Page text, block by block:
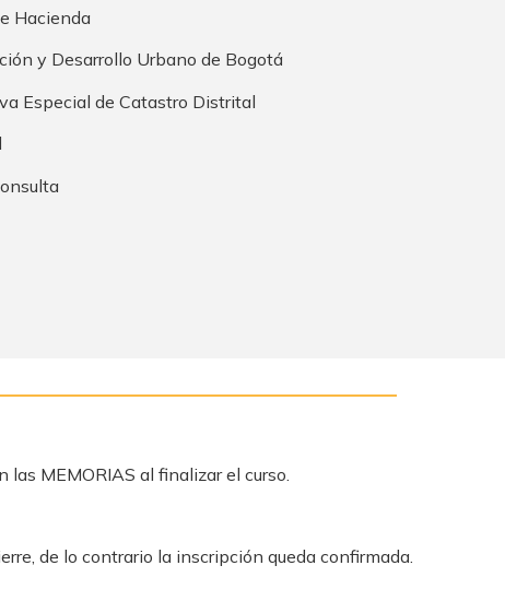
Hacienda
y Desarrollo Urbano de Bogotá
Especial de Catastro Distrital
MEMORIAS al finalizar el curso.
de lo contrario la inscripción queda confirmada.